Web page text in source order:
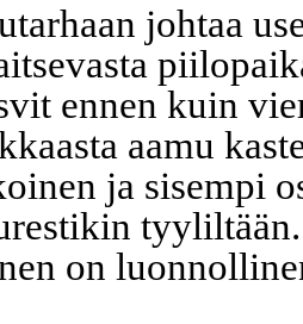
johtaa
ennen kuin
aamu
ja sisempi
on